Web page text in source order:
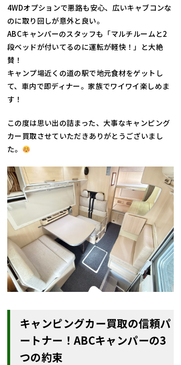
4WDオプションで悪路も安心、広いキャブコンな
のに取り回しが意外と良い。
ABCキャンパーのスタッフも「マルチルームと2
段ベッドが付いてるのに運転が軽快！」と大絶
賛！
キャンプ場近くの道の駅で地元食材をゲットし
て、車内で即ディナー。家族でワイワイ楽しめま
す！
この度は思い出の詰まった、大事なキャンピング
カー買取させていただきありがとうございまし
た。
キャンピングカー買取の信頼パ
ートナー！ABCキャンパーの3
つの約束